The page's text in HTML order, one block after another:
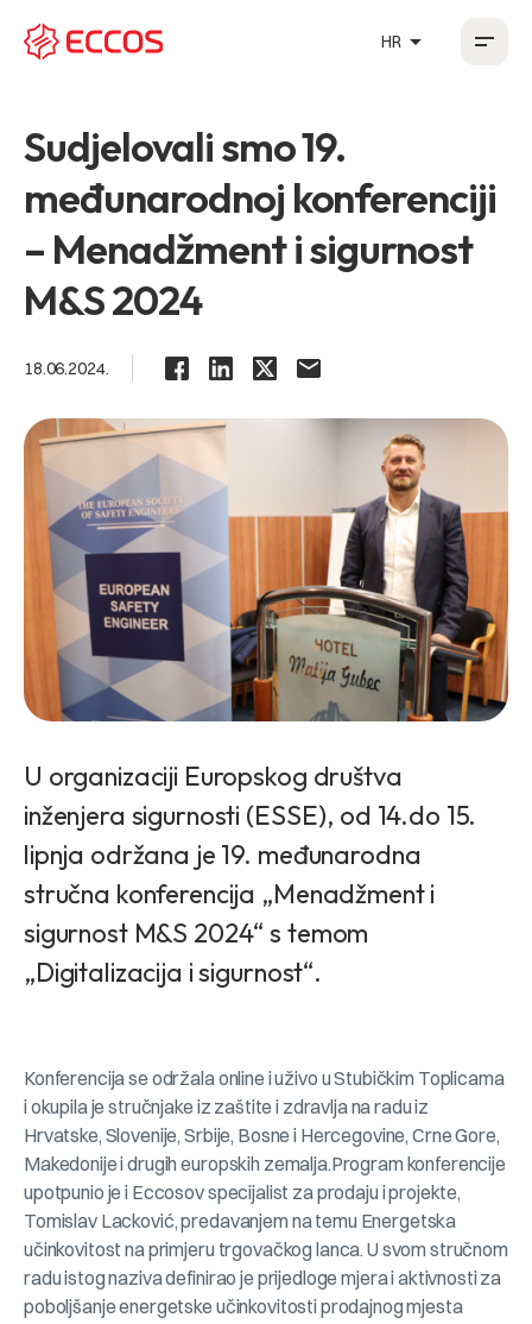
HR arrow_drop_up
Sudjelovali smo 19.
međunarodnoj konferenciji
– Menadžment i sigurnost
M&S 2024
18.06.2024.
U organizaciji Europskog društva
inženjera sigurnosti (ESSE), od 14.do 15.
lipnja održana je 19. međunarodna
stručna konferencija „Menadžment i
sigurnost M&S 2024“ s temom
„Digitalizacija i sigurnost“.
Konferencija se održala online i uživo u Stubičkim Toplicama
i okupila je stručnjake iz zaštite i zdravlja na radu iz
Hrvatske, Slovenije, Srbije, Bosne i Hercegovine, Crne Gore,
Makedonije i drugih europskih zemalja.Program konferencije
upotpunio je i Eccosov specijalist za prodaju i projekte,
Tomislav Lacković, predavanjem na temu Energetska
učinkovitost na primjeru trgovačkog lanca. U svom stručnom
radu istog naziva definirao je prijedloge mjera i aktivnosti za
poboljšanje energetske učinkovitosti prodajnog mjesta